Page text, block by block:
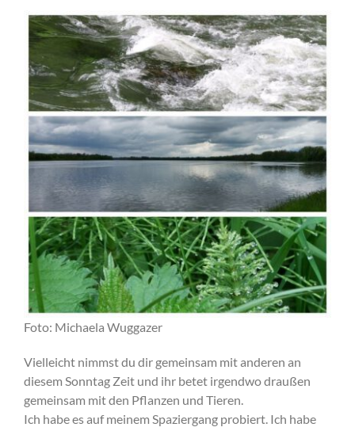
Foto: Michaela Wuggazer
Vielleicht nimmst du dir gemeinsam mit anderen an
diesem Sonntag Zeit und ihr betet irgendwo draußen
gemeinsam mit den Pflanzen und Tieren.
Ich habe es auf meinem Spaziergang probiert. Ich habe